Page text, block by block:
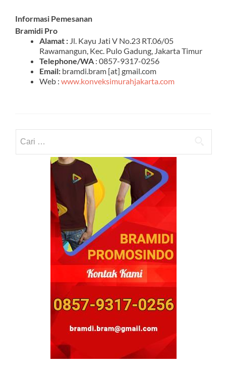
Informasi Pemesanan
Bramidi Pro
Alamat : Jl. Kayu Jati V No.23 RT.06/05
Rawamangun, Kec. Pulo Gadung, Jakarta Timur
Telephone/WA : 0857-9317-0256
Email: bramdi.bram [at] gmail.com
Web : www.konveksimurahjakarta.com
untuk: